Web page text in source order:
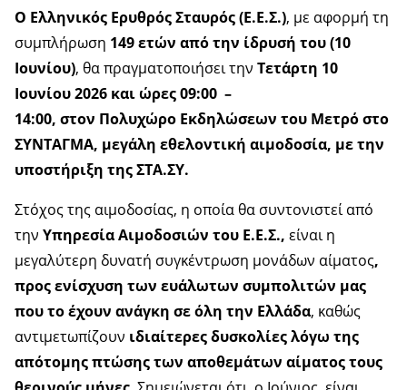
O Ελληνικός Ερυθρός Σταυρός (Ε.Ε.Σ.), με αφορμή τη
συμπλήρωση 149 ετών από την ίδρυσή του (10
Ιουνίου), θα πραγματοποιήσει την Τετάρτη 10
Ιουνίου 2026 και ώρες 09:00 –
14:00, στον Πολυχώρο Εκδηλώσεων του Μετρό στο
ΣΥΝΤΑΓΜΑ, μεγάλη εθελοντική αιμοδοσία, με την
υποστήριξη της ΣΤΑ.ΣΥ.
Στόχος της αιμοδοσίας, η οποία θα συντονιστεί από
την Υπηρεσία Αιμοδοσιών του Ε.Ε.Σ., είναι η
μεγαλύτερη δυνατή συγκέντρωση μονάδων αίματος,
προς ενίσχυση των ευάλωτων συμπολιτών μας
που το έχουν ανάγκη σε όλη την Ελλάδα, καθώς
αντιμετωπίζουν ιδιαίτερες δυσκολίες λόγω της
απότομης πτώσης των αποθεμάτων αίματος τους